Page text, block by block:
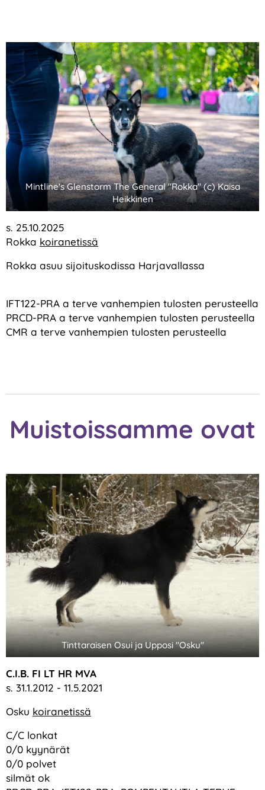
Mintline's Glenstorm The General "Rokka" (c) Kaisa
Heikkinen
s. 25.10.2025
Rokka koiranetissä
Rokka asuu sijoituskodissa Harjavallassa
IFT122-PRA a terve vanhempien tulosten perusteella
PRCD-PRA a terve vanhempien tulosten perusteella
CMR a terve vanhempien tulosten perusteella
Muistoissamme ovat
Tinttaraisen Osui ja Upposi "Osku"
C.I.B. FI LT HR MVA
s. 31.1.2012 - 11.5.2021
Osku koiranetissä
C/C lonkat
0/0 kyynärät
0/0 polvet
silmät ok